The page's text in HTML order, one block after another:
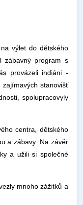
výlet do dětského
zábavný program s
provázeli indiáni -
stanovišť
spolupracovyly
centra, dětského
a zábavy. Na závěr
a užili si společné
mnoho zážitků a